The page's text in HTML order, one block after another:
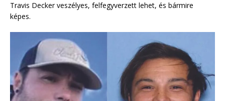
Travis Decker veszélyes, felfegyverzett lehet, és bármire
képes.